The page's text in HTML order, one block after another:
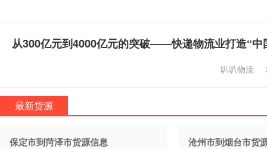
从300亿元到4000亿元的突破——快递物流业打造“中
叭叭物流
最新货源
保定市到菏泽市货源信息 沧州市到烟台市货